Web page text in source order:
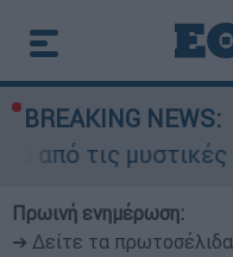
BREAKING NEWS:
Πρωινή ενημέρωση:
➔ Δείτε τα